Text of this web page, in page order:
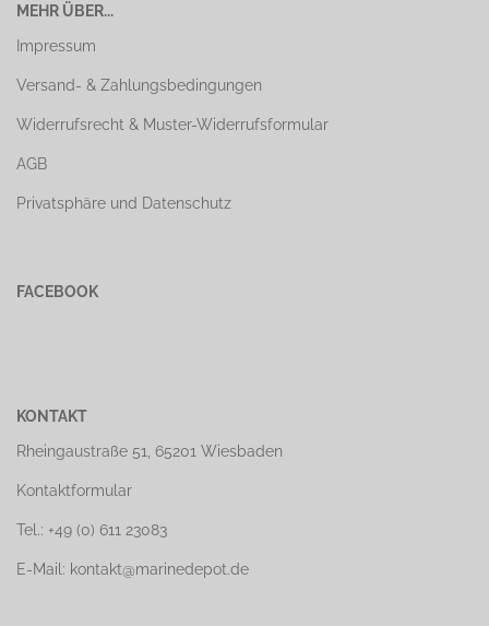
MEHR ÜBER...
Impressum
Versand- & Zahlungsbedingungen
Widerrufsrecht & Muster-Widerrufsformular
AGB
Privatsphäre und Datenschutz
FACEBOOK
KONTAKT
Rheingaustraße 51, 65201 Wiesbaden
Kontaktformular
Tel.: +49 (0) 611 23083
E-Mail: kontakt@marinedepot.de